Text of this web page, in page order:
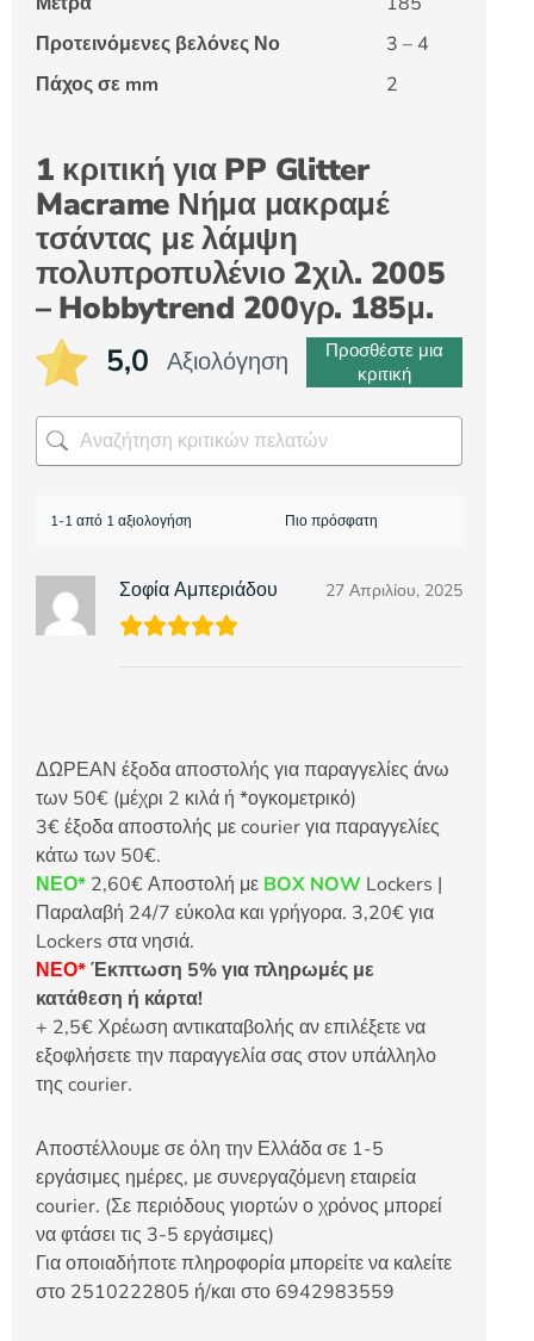
Προτεινόμενες βελόνες Νο
3 – 4
Πάχος σε mm
2
1 κριτική για PP Glitter
Macrame Νήμα μακραμέ
τσάντας με λάμψη
πολυπροπυλένιο 2χιλ. 2005
– Hobbytrend 200γρ. 185μ.
5,0 Αξιολόγηση
Προσθέστε μια
κριτική
1-1 από 1 αξιολογήση
Σοφία Αμπεριάδου 27 Απριλίου, 2025
ΔΩΡΕΑΝ έξοδα αποστολής για παραγγελίες άνω
των 50€ (μέχρι 2 κιλά ή *ογκομετρικό)
3€ έξοδα αποστολής με courier για παραγγελίες
κάτω των 50€.
ΝΕΟ* 2,60€ Αποστολή με BOX NOW Lockers |
Παραλαβή 24/7 εύκολα και γρήγορα. 3,20€ για
Lockers στα νησιά.
ΝΕΟ*Έκπτωση 5% για πληρωμές με
κατάθεση ή κάρτα!
+ 2,5€ Χρέωση αντικαταβολής αν επιλέξετε να
εξοφλήσετε την παραγγελία σας στον υπάλληλο
της courier.
Αποστέλλουμε σε όλη την Ελλάδα σε 1-5
εργάσιμες ημέρες, με συνεργαζόμενη εταιρεία
courier. (Σε περιόδους γιορτών ο χρόνος μπορεί
να φτάσει τις 3-5 εργάσιμες)
Για οποιαδήποτε πληροφορία μπορείτε να καλείτε
στο 2510222805 ή/και στο 6942983559